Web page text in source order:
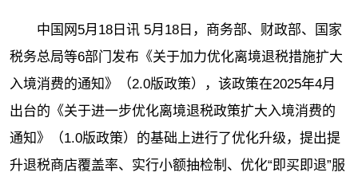
中国网5月18日讯 5月18日，商务部、财政部、国家
税务总局等6部门发布《关于加力优化离境退税措施扩大
入境消费的通知》（2.0版政策），该政策在2025年4月
出台的《关于进一步优化离境退税政策扩大入境消费的
通知》（1.0版政策）的基础上进行了优化升级，提出提
升退税商店覆盖率、实行小额抽检制、优化“即买即退”服